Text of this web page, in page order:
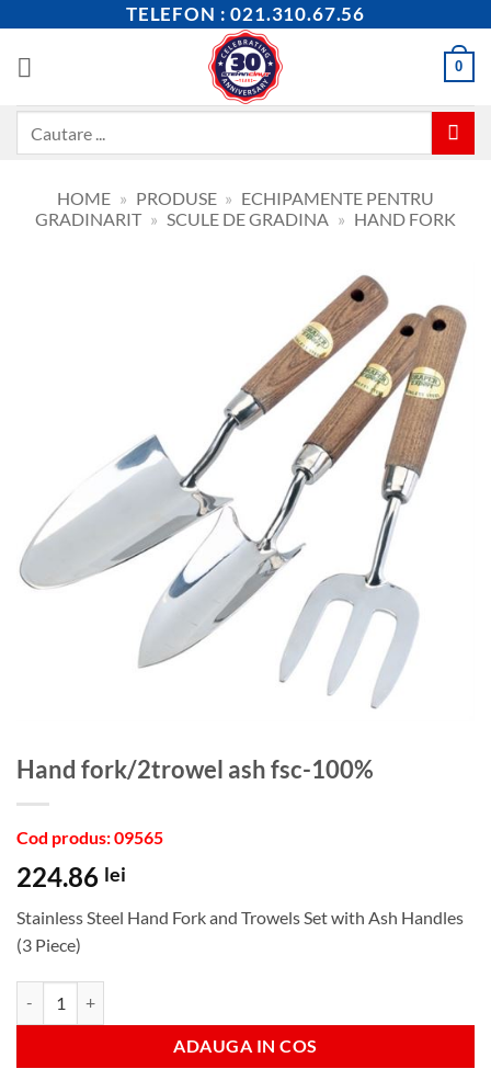
content
TELEFON : 021.310.67.56
0
HOME » PRODUSE » ECHIPAMENTE PENTRU
GRADINARIT » SCULE DE GRADINA » HAND FORK
hand fork/2trowel ash fsc-100%
Cod produs: 09565
224.86 lei
Stainless Steel Hand Fork and Trowels Set with Ash Handles
(3 Piece)
ADAUGA IN COS